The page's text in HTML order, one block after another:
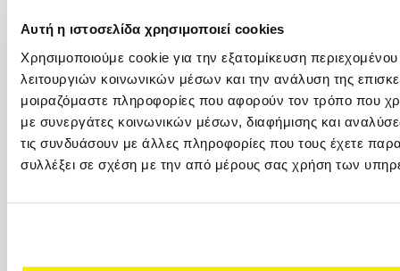
Αυτή η ιστοσελίδα χρησιμοποιεί cookies
Χρησιμοποιούμε cookie για την εξατομίκευση
λειτουργιών κοινωνικών μέσων και την ανάλυση της
μοιραζόμαστε πληροφορίες που αφορούν τον τρόπο που
με συνεργάτες κοινωνικών μέσων, διαφήμισης και
τις συνδυάσουν με άλλες πληροφορίες που τους έχετε
συλλέξει σε σχέση με την από μέρους σας χρήση των
ΓΛΥΦΑΔΑ
+30 216 800 4346
Λαζαράκη 20(ισόγειο), 166 75
ΘΕΣΣΑΛΟΝΙΚΗ
+30 2310 23 0001
+30 2310 23 0777
Αριστοτέλους), 546 24, (2ος όροφος)